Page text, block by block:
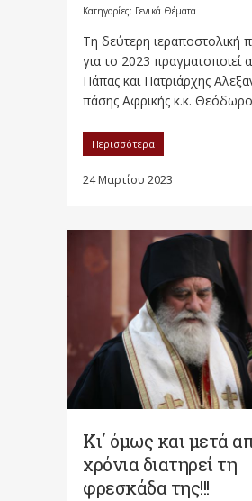
Κατηγορίες: Γενικά Θέματα
Τη δεύτερη ιεραποστολική
για το 2023 πραγματοποιεί
Πάπας και Πατριάρχης
πάσης Αφρικής κ.κ.
Περισσότερα
24 Μαρτίου 2023
Κι΄ όμως και μετά
χρόνια διατηρεί τη
φρεσκάδα της!!!